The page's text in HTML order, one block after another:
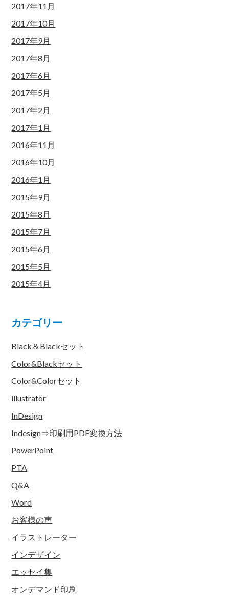
2017年11月
2017年10月
2017年9月
2017年8月
2017年6月
2017年5月
2017年2月
2017年1月
2016年11月
2016年10月
2016年1月
2015年9月
2015年8月
2015年7月
2015年6月
2015年5月
2015年4月
カテゴリー
Black＆Blackセット
Color&Blackセット
Color&Colorセット
illustrator
InDesign
Indesign⇒印刷用PDF変換方法
PowerPoint
PTA
Q&A
Word
お客様の声
イラストレーター
インデザイン
エッセイ集
オンデマンド印刷